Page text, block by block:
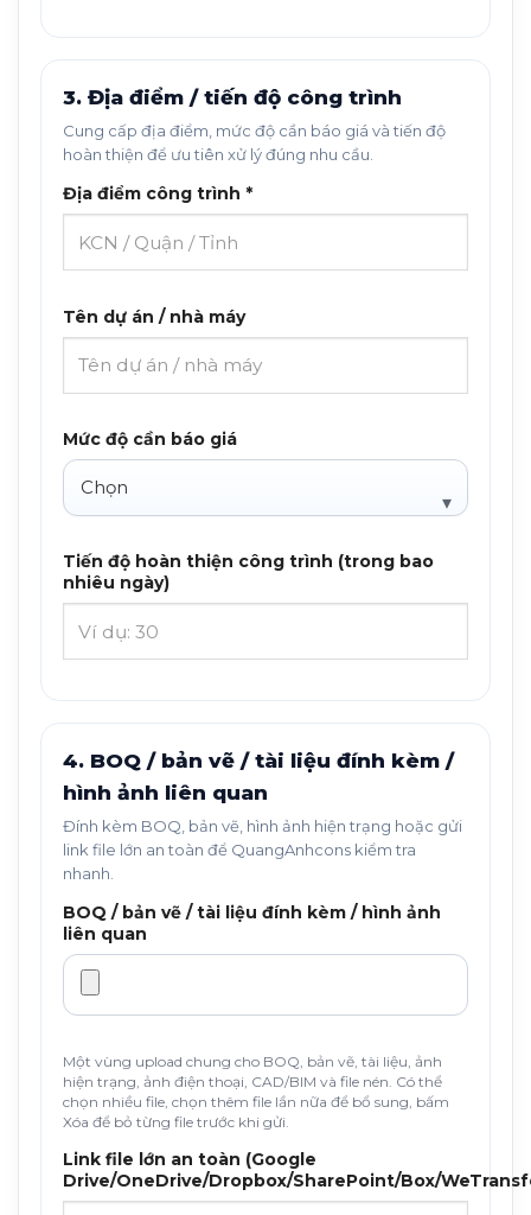
3. Địa điểm / tiến độ công trình
Cung cấp địa điểm, mức độ cần báo giá và tiến độ
hoàn thiện để ưu tiên xử lý đúng nhu cầu.
Địa điểm công trình *
Tên dự án / nhà máy
Mức độ cần báo giá
Tiến độ hoàn thiện công trình (trong bao
nhiêu ngày)
4. BOQ / bản vẽ / tài liệu đính kèm /
hình ảnh liên quan
Đính kèm BOQ, bản vẽ, hình ảnh hiện trạng hoặc gửi
link file lớn an toàn để QuangAnhcons kiểm tra
nhanh.
BOQ / bản vẽ / tài liệu đính kèm / hình ảnh
liên quan
Một vùng upload chung cho BOQ, bản vẽ, tài liệu, ảnh
hiện trạng, ảnh điện thoại, CAD/BIM và file nén. Có thể
chọn nhiều file, chọn thêm file lần nữa để bổ sung, bấm
Xóa để bỏ từng file trước khi gửi.
Link file lớn an toàn (Google
Drive/OneDrive/Dropbox/SharePoint/Box/